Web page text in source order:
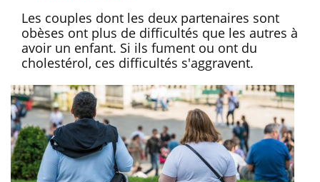
Les couples dont les deux partenaires sont
obèses ont plus de difficultés que les autres à
avoir un enfant. Si ils fument ou ont du
cholestérol, ces difficultés s'aggravent.